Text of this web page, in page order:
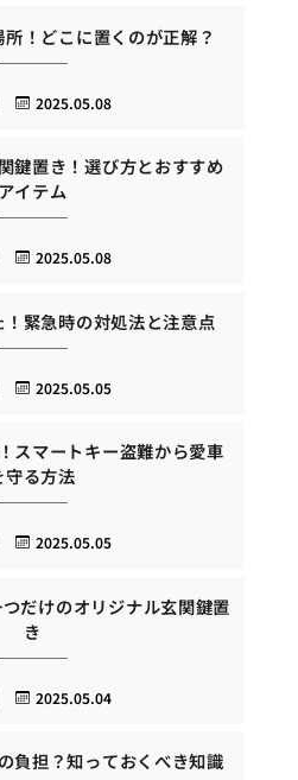
！どこに置くのが正解？
2025.05.08
鍵置き！選び方とおすすめ
アイテム
2025.05.08
緊急時の対処法と注意点
2025.05.05
スマートキー盗難から愛車
守る方法
2025.05.05
だけのオリジナル玄関鍵置
き
2025.05.04
負担？知っておくべき知識